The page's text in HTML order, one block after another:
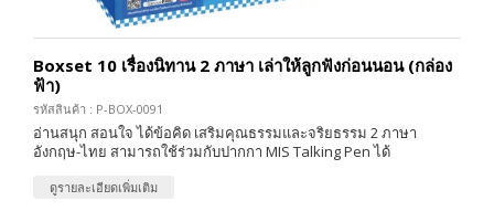
Boxset 10 เรื่องนิทาน 2 ภาษา เล่าให้ลูกฟังก่อนนอน (กล่อง
ฟ้า)
รหัสสินค้า : P-BOX-0091
อ่านสนุก สอนใจ ได้ข้อคิด เสริมคุณธรรมและจริยธรรม 2 ภาษา
อังกฤษ-ไทย สามารถใช้ร่วมกับปากกา MIS Talking Pen ได้
ดูรายละเอียดเพิ่มเติม